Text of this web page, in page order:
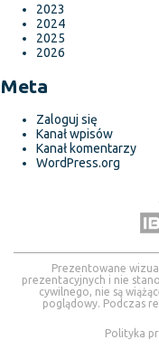
2023
2024
2025
2026
Meta
Zaloguj się
Kanał wpisów
Kanał komentarzy
WordPress.org
Prezentowane
prezentacyjnych i nie
cywilnego, nie są
poglądowy. Podczas
Polityka